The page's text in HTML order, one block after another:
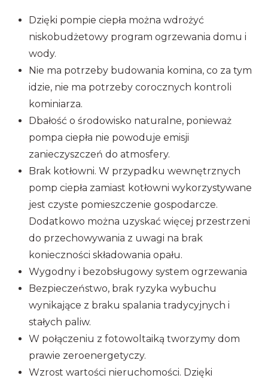
Dzięki pompie ciepła można wdrożyć
niskobudżetowy program ogrzewania domu i
wody.
Nie ma potrzeby budowania komina, co za tym
idzie, nie ma potrzeby corocznych kontroli
kominiarza.
Dbałość o środowisko naturalne, ponieważ
pompa ciepła nie powoduje emisji
zanieczyszczeń do atmosfery.
Brak kotłowni. W przypadku wewnętrznych
pomp ciepła zamiast kotłowni wykorzystywane
jest czyste pomieszczenie gospodarcze.
Dodatkowo można uzyskać więcej przestrzeni
do przechowywania z uwagi na brak
konieczności składowania opału.
Wygodny i bezobsługowy system ogrzewania
Bezpieczeństwo, brak ryzyka wybuchu
wynikające z braku spalania tradycyjnych i
stałych paliw.
W połączeniu z fotowoltaiką tworzymy dom
prawie zeroenergetyczy.
Wzrost wartości nieruchomości. Dzięki